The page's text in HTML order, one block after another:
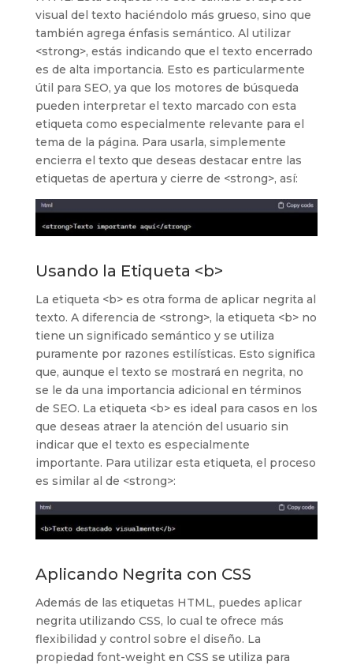
visual del texto haciéndolo más grueso, sino que
también agrega énfasis semántico. Al utilizar
<strong>, estás indicando que el texto encerrado
es de alta importancia. Esto es particularmente
útil para SEO, ya que los motores de búsqueda
pueden interpretar el texto marcado con esta
etiqueta como especialmente relevante para el
tema de la página. Para usarla, simplemente
encierra el texto que deseas destacar entre las
etiquetas de apertura y cierre de <strong>, así:
Usando la Etiqueta <b>
La etiqueta <b> es otra forma de aplicar negrita al
texto. A diferencia de <strong>, la etiqueta <b> no
tiene un significado semántico y se utiliza
puramente por razones estilísticas. Esto significa
que, aunque el texto se mostrará en negrita, no
se le da una importancia adicional en términos
de SEO. La etiqueta <b> es ideal para casos en los
que deseas atraer la atención del usuario sin
indicar que el texto es especialmente
importante. Para utilizar esta etiqueta, el proceso
es similar al de <strong>:
Aplicando Negrita con CSS
Además de las etiquetas HTML, puedes aplicar
negrita utilizando CSS, lo cual te ofrece más
flexibilidad y control sobre el diseño. La
propiedad font-weight en CSS se utiliza para